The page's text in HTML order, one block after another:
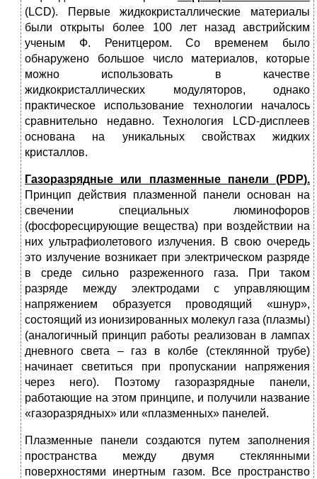
(LCD). Первые жидкокристаллические материалы
были открыты более 100 лет назад австрийским
ученым Ф. Ренитцером. Со временем было
обнаружено большое число материалов, которые
можно использовать в качестве
жидкокристаллических модуляторов, однако
практическое использование технологии началось
сравнительно недавно. Технология LCD-дисплеев
основана на уникальных свойствах жидких
кристаллов.
Газоразрядные или плазменные панели (PDP).
Принцип действия плазменной панели основан на
свечении специальных люминофоров
(фосфоресцирующие вещества) при воздействии на
них ультрафиолетового излучения. В свою очередь
это излучение возникает при электрическом разряде
в среде сильно разреженного газа. При таком
разряде между электродами с управляющим
напряжением образуется проводящий «шнур»,
состоящий из ионизированных молекул газа (плазмы)
(аналогичный принцип работы реализован в лампах
дневного света – газ в колбе (стеклянной трубе)
начинает светиться при пропускании напряжения
через него). Поэтому газоразрядные панели,
работающие на этом принципе, и получили название
«газоразрядных» или «плазменных» панелей.
Плазменные панели создаются путем заполнения
пространства между двумя стеклянными
поверхностями инертным газом. Все пространство